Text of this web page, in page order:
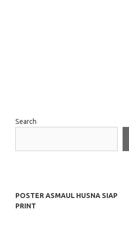
Search
POSTER ASMAUL HUSNA SIAP
PRINT